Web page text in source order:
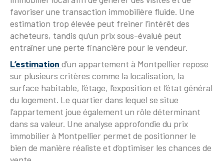
favoriser une transaction immobilière fluide. Une
estimation trop élevée peut freiner l’intérêt des
acheteurs, tandis qu’un prix sous-évalué peut
entraîner une perte financière pour le vendeur.
L’estimation d’un appartement à Montpellier repose
sur plusieurs critères comme la localisation, la
surface habitable, l’étage, l’exposition et l’état général
du logement. Le quartier dans lequel se situe
l’appartement joue également un rôle déterminant
dans sa valeur. Une analyse approfondie du prix
immobilier à Montpellier permet de positionner le
bien de manière réaliste et d’optimiser les chances de